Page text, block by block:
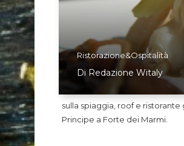
Ristorazione&Ospitalità
Di Redazione Witaly
sulla spiaggia, roof e
Principe a Forte dei Marmi.